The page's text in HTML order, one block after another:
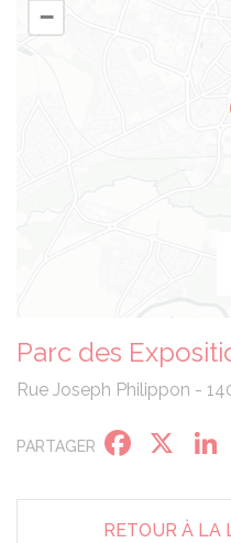
−
Parc des
Rue Joseph Philippon -
PARTAGER X
RETOUR À LA